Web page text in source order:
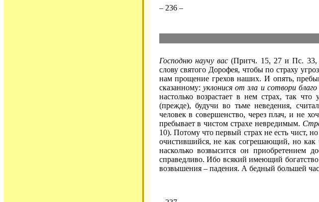
– 236 –
Господню научу вас (Притч. 15, 27 и Пс. 33,
слову святого Дорофея, чтобы по страху
нам прощение грехов наших. И опять,
сказанному: уклонися от зла и сотвори благо
настолько возрастает в нем страх, так
(прежде), будучи во тьме неведения,
человек в совершенство, через плач, и не
пребывает в чистом страхе невредимым.
10). Потому что первый страх не есть чист,
очистившийся, не как согрешающий, но
насколько возвысится он приобретением
справедливо. Ибо всякий имеющий
возвышения – падения. А бедный большей